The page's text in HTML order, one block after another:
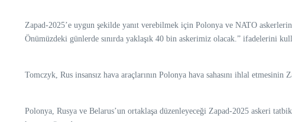
Zapad-2025’e uygun şekilde yanıt verebilmek için Polonya ve NATO
Önümüzdeki günlerde sınırda yaklaşık 40 bin askerimiz olacak.” ifadelerini
Tomczyk, Rus insansız hava araçlarının Polonya hava sahasını ihlal etmesinin
Polonya, Rusya ve Belarus’un ortaklaşa düzenleyeceği Zapad-2025 askeri